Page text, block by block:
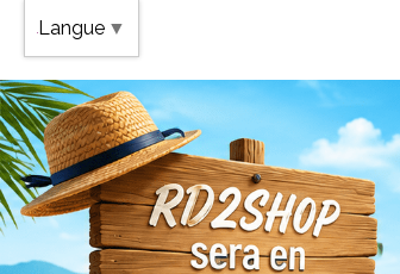
Langue ▼